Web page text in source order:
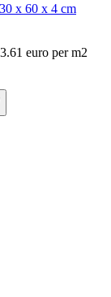
x 60 x 4 cm
euro per m2